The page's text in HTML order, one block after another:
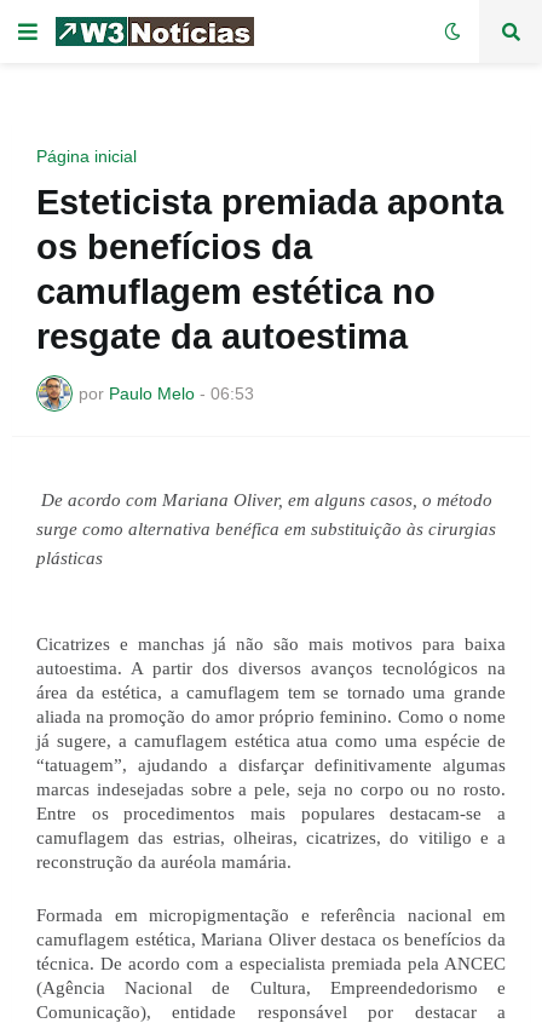
Página inicial
Esteticista premiada aponta
os benefícios da
camuflagem estética no
resgate da autoestima
por Paulo Melo - 06:53
De acordo com Mariana Oliver, em alguns casos, o método
surge como alternativa benéfica em substituição às cirurgias
plásticas
Cicatrizes e manchas já não são mais motivos para baixa
autoestima. A partir dos diversos avanços tecnológicos na
área da estética, a camuflagem tem se tornado uma grande
aliada na promoção do amor próprio feminino. Como o nome
já sugere, a camuflagem estética atua como uma espécie de
“tatuagem”, ajudando a disfarçar definitivamente algumas
marcas indesejadas sobre a pele, seja no corpo ou no rosto.
Entre os procedimentos mais populares destacam-se a
camuflagem das estrias, olheiras, cicatrizes, do vitiligo e a
reconstrução da auréola mamária.
Formada em micropigmentação e referência nacional em
camuflagem estética, Mariana Oliver destaca os benefícios da
técnica. De acordo com a especialista premiada pela ANCEC
(Agência Nacional de Cultura, Empreendedorismo e
Comunicação), entidade responsável por destacar a